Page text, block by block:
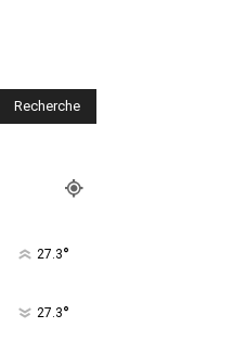
27.3°
27.3°